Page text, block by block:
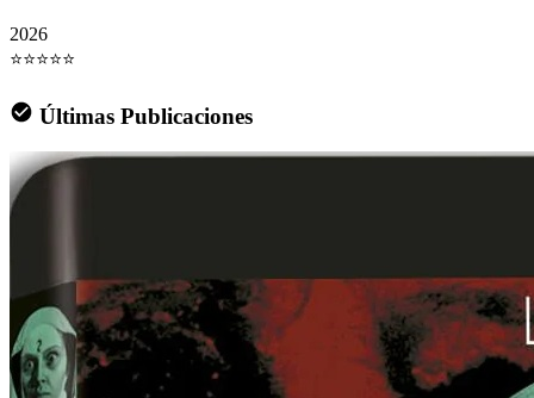
2026
⭐⭐⭐⭐⭐
Últimas Publicaciones